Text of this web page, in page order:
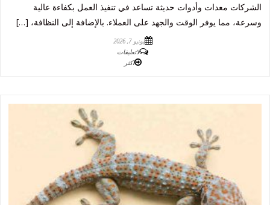
الشركات معدات وأدوات حديثة تساعد في تنفيذ العمل بكفاءة عالية
وسرعة، مما يوفر الوقت والجهد على العملاء. بالإضافة إلى النظافة، […]
يونيو 7, 2026
لاتعليقات
اكثر